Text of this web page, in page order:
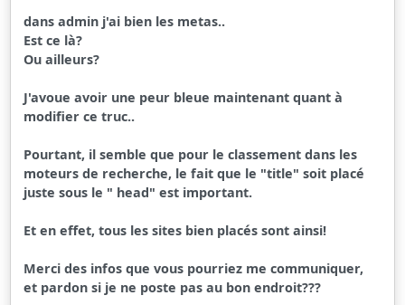
dans admin j'ai bien les metas..
Est ce là?
Ou ailleurs?
J'avoue avoir une peur bleue maintenant quant à
modifier ce truc..
Pourtant, il semble que pour le classement dans les
moteurs de recherche, le fait que le "title" soit placé
juste sous le " head" est important.
Et en effet, tous les sites bien placés sont ainsi!
Merci des infos que vous pourriez me communiquer,
et pardon si je ne poste pas au bon endroit???